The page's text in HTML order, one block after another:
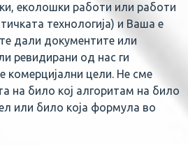
еколошки работи или работи
технологија) и Ваша е
дали документите или
ревидирани од нас ги
комерцијални цели. Не сме
на било кој алгоритам на било
или било која формула во